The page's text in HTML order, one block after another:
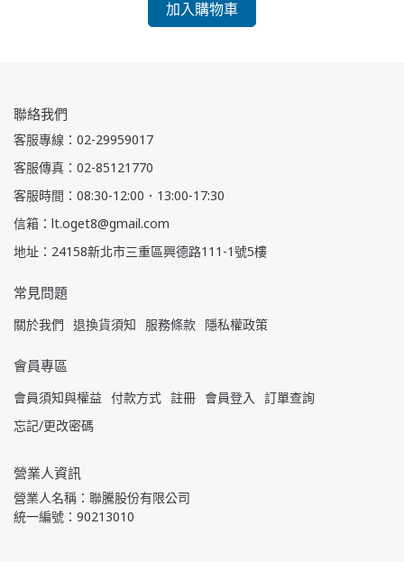
加入購物車
聯絡我們
客服專線：02-29959017
客服傳真：02-85121770
客服時間：08:30-12:00．13:00-17:30
信箱：lt.oget8@gmail.com
地址：24158新北市三重區興德路111-1號5樓
常見問題
關於我們 退換貨須知 服務條款 隱私權政策
會員專區
會員須知與權益 付款方式 註冊 會員登入
訂單查詢
忘記/更改密碼
營業人資訊
營業人名稱：聯騰股份有限公司
統一編號：90213010